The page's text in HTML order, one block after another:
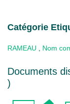
Catégorie
RAMEAU Nom
Documents
)